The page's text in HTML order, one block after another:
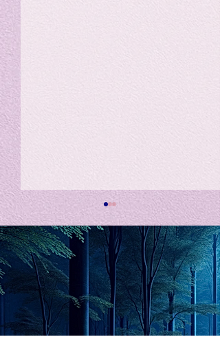
私の能力を、大幅に加速
chatGPTそれは、私をどこま
で、進化させるのか？。毎
日、進化していく。chatGPT
のおかげで、心的外傷後成長
や、人格の再構成も、2日位
でできるようになった。人格